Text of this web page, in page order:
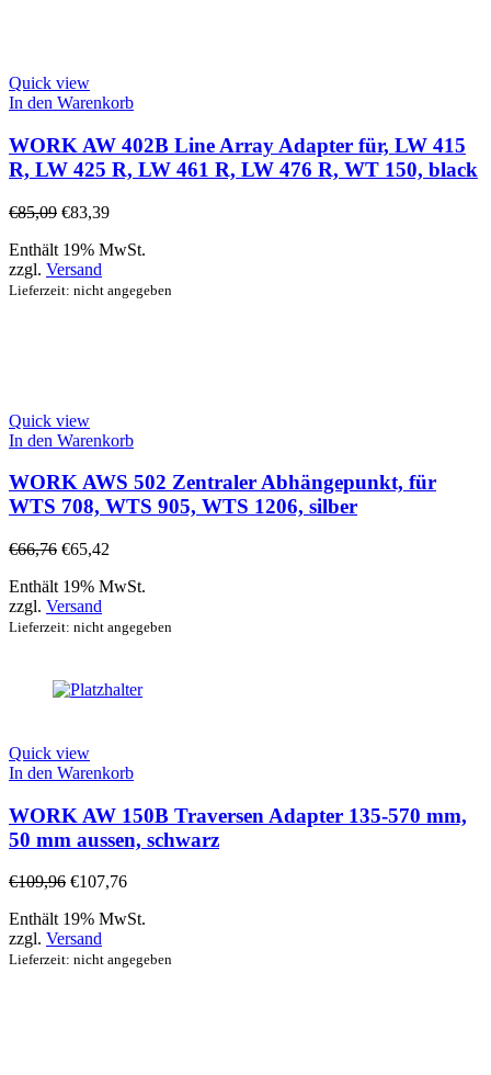
Quick view
In den Warenkorb
WORK AW 402B Line Array Adapter für, LW 415
R, LW 425 R, LW 461 R, LW 476 R, WT 150, black
€85,09 €83,39
Enthält 19% MwSt.
zzgl. Versand
Lieferzeit: nicht angegeben
Quick view
In den Warenkorb
WORK AWS 502 Zentraler Abhängepunkt, für
WTS 708, WTS 905, WTS 1206, silber
€66,76 €65,42
Enthält 19% MwSt.
zzgl. Versand
Lieferzeit: nicht angegeben
Quick view
In den Warenkorb
WORK AW 150B Traversen Adapter 135-570 mm,
50 mm aussen, schwarz
€109,96 €107,76
Enthält 19% MwSt.
zzgl. Versand
Lieferzeit: nicht angegeben